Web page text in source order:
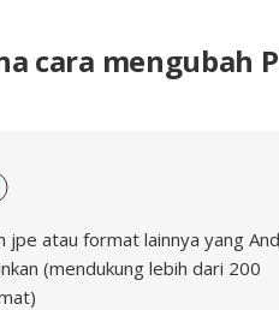
cara mengubah
jpe atau format lainnya yang
(mendukung lebih dari 200